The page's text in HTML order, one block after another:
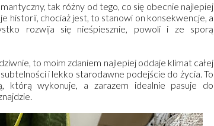
tak różny od tego, co się obecnie najlepiej
historii, chociaż jest, to stanowi on konsekwencje, a
rozwija się nieśpiesznie, powoli i ze sporą
to moim zdaniem najlepiej oddaje klimat całej
i lekko starodawne podejście do życia. To
którą wykonuje, a zarazem idealnie pasuje do